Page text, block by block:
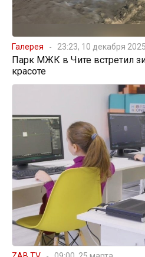
Галерея 23:23, 10 декабря 2025
Парк МЖК в Чите встретил
красоте